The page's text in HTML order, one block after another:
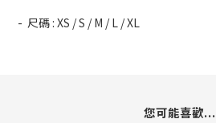
- 尺碼 : XS / S / M / L / XL
您可能喜歡...